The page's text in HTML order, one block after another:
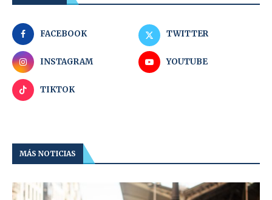
FACEBOOK TWITTER
INSTAGRAM YOUTUBE
TIKTOK
MÁS NOTICIAS